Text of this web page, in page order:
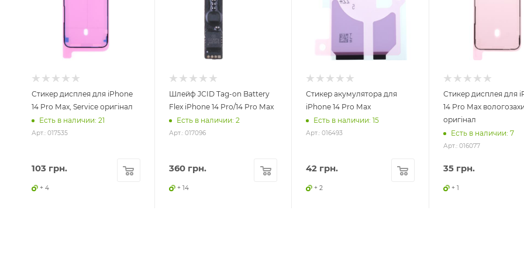
Стикер дисплея для iPhone
14 Pro Max, Service оригінал
Есть в наличии: 21
Арт.: 017535
103 грн.
+ 4
Шлейф JCID Tag-on Battery
Flex iPhone 14 Pro/14 Pro Max
Есть в наличии: 2
Арт.: 017096
360грн.
+ 14
Стикер акумулятора для
iPhone 14 Pro Max
Есть в наличии: 15
Арт.: 016493
42 грн.
+ 2
Стикер дисплея для
14 Pro Max
оригінал
Есть в наличии: 7
Арт.: 016077
35грн.
+ 1